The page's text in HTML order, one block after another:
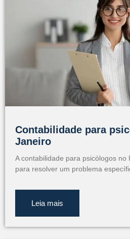
Contabilidade para
Janeiro
A contabilidade para psicólogos no
para resolver um problema
Leia mais